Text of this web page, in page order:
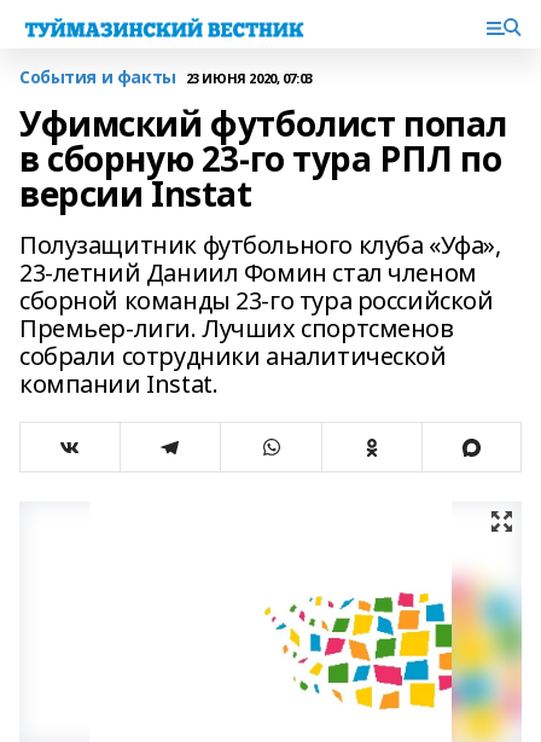
События и факты 23 ИЮНЯ 2020, 07:03
Уфимский футболист попал
в сборную 23-го тура РПЛ по
версии Instat
Полузащитник футбольного клуба «Уфа»,
23-летний Даниил Фомин стал членом
сборной команды 23-го тура российской
Премьер-лиги. Лучших спортсменов
собрали сотрудники аналитической
компании Instat.